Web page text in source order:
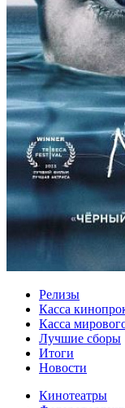
Релизы
Касса
Касса
Лучшие сборы
Итоги
Новости
Кинотеатры